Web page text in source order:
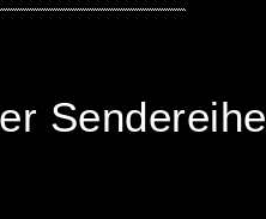
Sendereihe